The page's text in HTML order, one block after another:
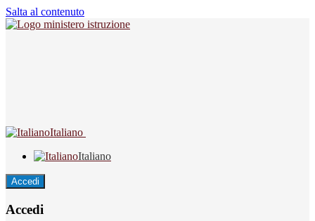
Salta al contenuto
Italiano
Italiano
Accedi
Accedi